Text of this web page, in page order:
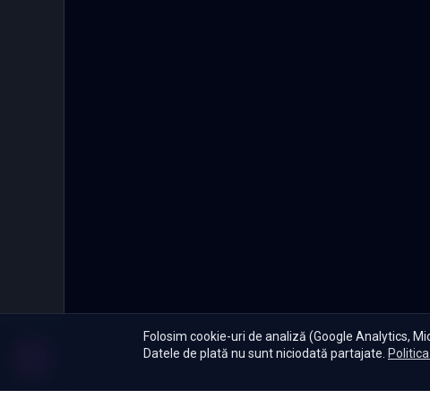
Folosim cookie-uri de analiză (Google Analytics,
Datele de plată nu sunt niciodată partajate.